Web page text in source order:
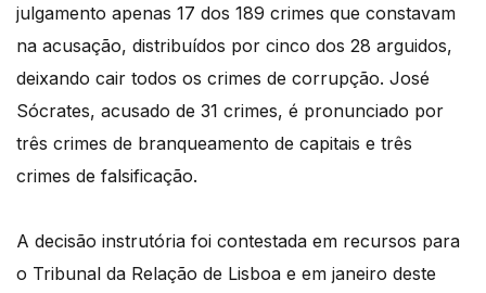
julgamento apenas 17 dos 189 crimes que constavam
na acusação, distribuídos por cinco dos 28 arguidos,
deixando cair todos os crimes de corrupção. José
Sócrates, acusado de 31 crimes, é pronunciado por
três crimes de branqueamento de capitais e três
crimes de falsificação.
A decisão instrutória foi contestada em recursos para
o Tribunal da Relação de Lisboa e em janeiro deste